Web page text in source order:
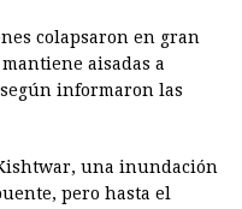
colapsaron en gran
aisadas a
informaron las
una inundación
pero hasta el